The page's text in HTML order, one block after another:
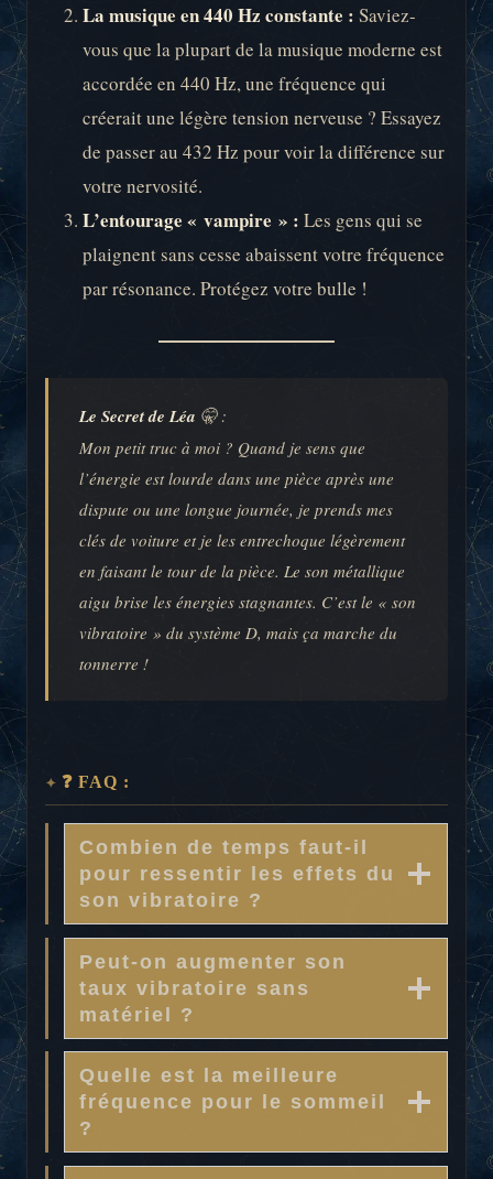
La musique en 440 Hz constante : Saviez-
vous que la plupart de la musique moderne est
accordée en 440 Hz, une fréquence qui
créerait une légère tension nerveuse ? Essayez
de passer au 432 Hz pour voir la différence sur
votre nervosité.
L’entourage « vampire » : Les gens qui se
plaignent sans cesse abaissent votre fréquence
par résonance. Protégez votre bulle !
Le Secret de Léa 🤫 :
Mon petit truc à moi ? Quand je sens que
l’énergie est lourde dans une pièce après une
dispute ou une longue journée, je prends mes
clés de voiture et je les entrechoque légèrement
en faisant le tour de la pièce. Le son métallique
aigu brise les énergies stagnantes. C’est le « son
vibratoire » du système D, mais ça marche du
tonnerre !
❓ FAQ :
Combien de temps faut-il
pour ressentir les effets du
son vibratoire ?
Peut-on augmenter son
taux vibratoire sans
matériel ?
Quelle est la meilleure
fréquence pour le sommeil
?